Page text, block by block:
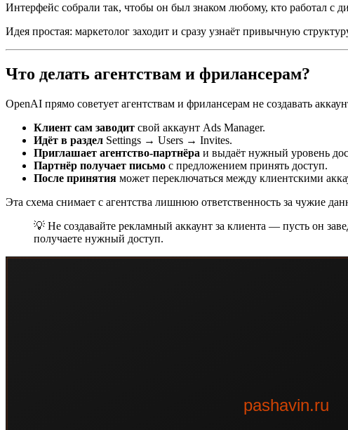
Интерфейс собрали так, чтобы он был знаком любому, кто работал
Идея простая: маркетолог заходит и сразу узнаёт привычную
Что делать агентствам и фрилансерам?
OpenAI прямо советует агентствам и фрилансерам не создавать
Клиент сам заводит свой аккаунт Ads Manager.
Идёт в раздел Settings → Users → Invites.
Приглашает агентство-партнёра и выдаёт нужный уровень
Партнёр получает письмо с предложением принять доступ.
После принятия может переключаться между клиентскими
Эта схема снимает с агентства лишнюю ответственность за чужие
💡 Не создавайте рекламный аккаунт за клиента — пусть он
получаете нужный доступ.